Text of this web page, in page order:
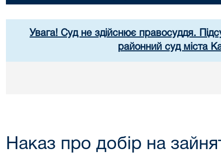
Увага! Суд не здійснює правосуддя.
районний суд міста
Наказ про добір на